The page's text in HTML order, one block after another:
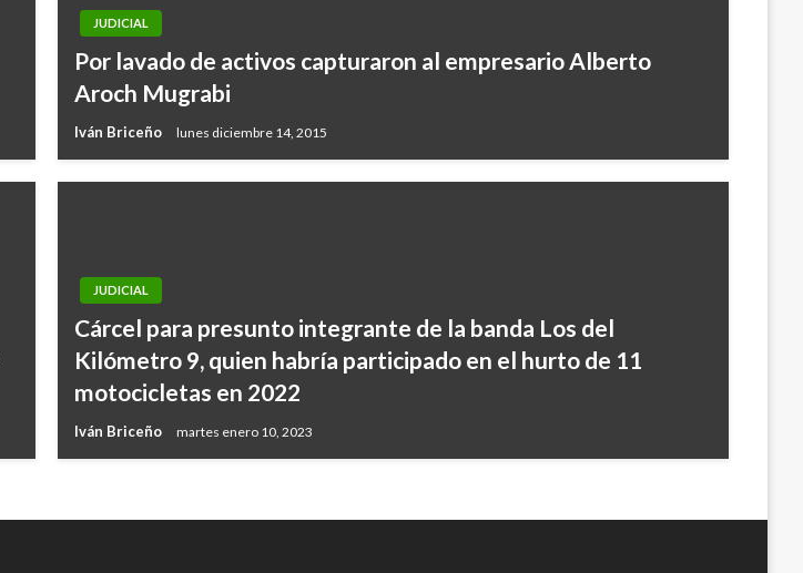
JUDICIAL
Por lavado de activos capturaron al empresario Alberto
Aroch Mugrabi
Iván Briceño lunes diciembre 14, 2015
JUDICIAL
Cárcel para presunto integrante de la banda Los del
Kilómetro 9, quien habría participado en el hurto de 11
motocicletas en 2022
Iván Briceño martes enero 10, 2023